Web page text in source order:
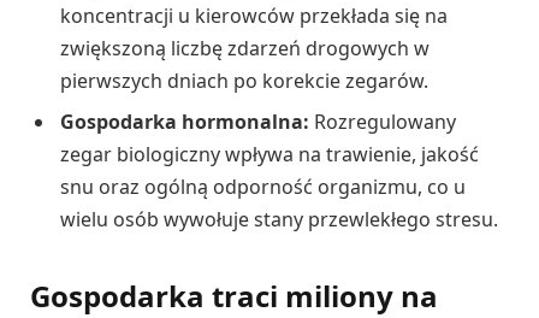
koncentracji u kierowców przekłada się na
zwiększoną liczbę zdarzeń drogowych w
pierwszych dniach po korekcie zegarów.
Gospodarka hormonalna: Rozregulowany
zegar biologiczny wpływa na trawienie, jakość
snu oraz ogólną odporność organizmu, co u
wielu osób wywołuje stany przewlekłego stresu.
Gospodarka traci miliony na